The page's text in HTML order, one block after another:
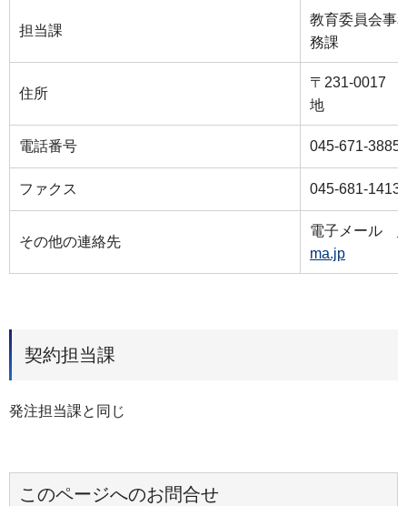
担当課
教育委員会事
務課
住所
〒231-0017
地
電話番号 045-671-3885
ファクス 045-681-1413
その他の連絡先
電子メール
ma.jp
契約担当課
発注担当課と同じ
このページへのお問合せ